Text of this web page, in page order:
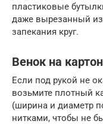
пластиковые
даже вырезанный
запекания круг.
Венок на
Если под рукой не
возьмите плотный
(ширина и диаметр
нитками, чтобы не